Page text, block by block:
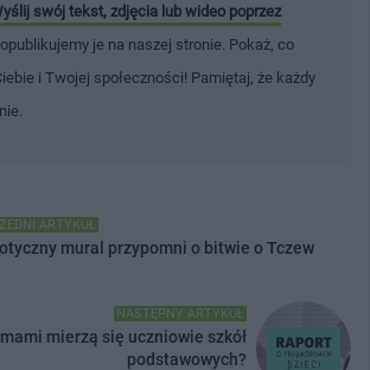
swój tekst, zdjęcia lub wideo poprzez
opublikujemy je na naszej stronie. Pokaż, co
i Twojej społeczności! Pamiętaj, że każdy
ARTYKUŁ
mural przypomni o bitwie o Tczew
NASTĘPNY ARTYKUŁ
mierzą się uczniowie szkół
podstawowych?